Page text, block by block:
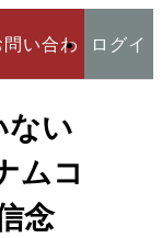
問い合わ
せ
ログイ
ない
ムコ
念